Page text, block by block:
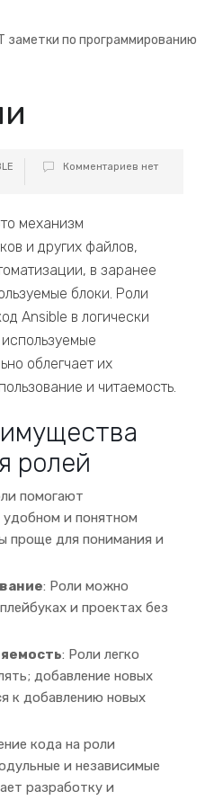
заметки по программированию
Комментариев нет
механизм
и других файлов,
в заранее
блоки. Роли
Ansible в логически
облегчает их
и читаемость.
ролей
помогают
и понятном
проще для понимания и
: Роли можно
и проектах без
: Роли легко
добавление новых
к добавлению новых
кода на роли
и независимые
разработку и